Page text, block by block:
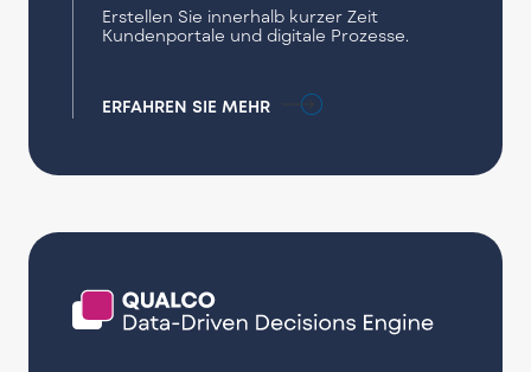
Erstellen Sie innerhalb kurzer Zeit
Kundenportale und digitale Prozesse.
ERFAHREN SIE MEHR